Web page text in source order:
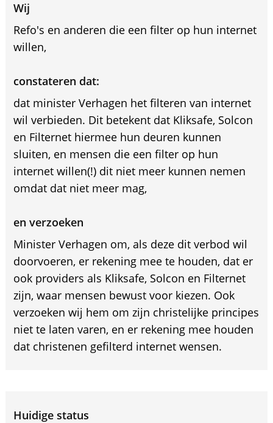
Wij
Refo's en anderen die een filter op hun internet
willen,
constateren dat:
dat minister Verhagen het filteren van internet
wil verbieden. Dit betekent dat Kliksafe, Solcon
en Filternet hiermee hun deuren kunnen
sluiten, en mensen die een filter op hun
internet willen(!) dit niet meer kunnen nemen
omdat dat niet meer mag,
en verzoeken
Minister Verhagen om, als deze dit verbod wil
doorvoeren, er rekening mee te houden, dat er
ook providers als Kliksafe, Solcon en Filternet
zijn, waar mensen bewust voor kiezen. Ook
verzoeken wij hem om zijn christelijke principes
niet te laten varen, en er rekening mee houden
dat christenen gefilterd internet wensen.
Huidige status